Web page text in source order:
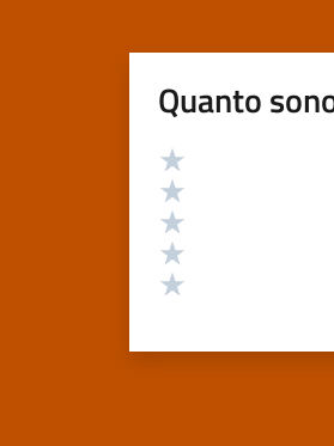
Quanto
Valutazione